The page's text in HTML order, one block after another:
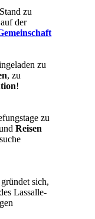
zu
der
zu
, zu
!
zu
Reisen
gründet sich,
Lassalle-